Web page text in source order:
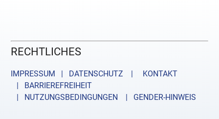
RECHTLICHES
IMPRESSUM | DATENSCHUTZ |
KONTAKT
| BARRIEREFREIHEIT
| NUTZUNGSBEDINGUNGEN
| GENDER-HINWEIS